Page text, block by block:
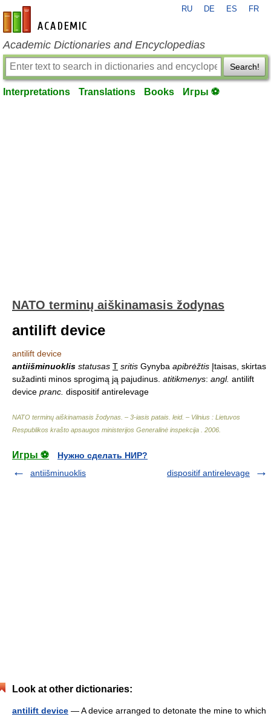
en-academic.com
RU DE ES FR
Academic Dictionaries and Encyclopedias
Search!
Interpretations Translations Books Игры ⚽
NATO terminų aiškinamasis žodynas
antilift device
antilift device
antiišminuoklis statusas T sritis Gynyba apibrėžtis Įtaisas, skirtas
sužadinti minos sprogimą ją pajudinus. atitikmenys: angl. antilift
device pranc. dispositif antirelevage
NATO terminų aiškinamasis žodynas. – 3-iasis patais. leid. – Vilnius : Lietuvos
Respublikos krašto apsaugos ministerijos Generalinė inspekcija
2006
Игры ⚽
Нужно сделать НИР?
antiišminuoklis
dispositif antirelevage
Look at other dictionaries:
antilift device — A device arranged to detonate the mine to which